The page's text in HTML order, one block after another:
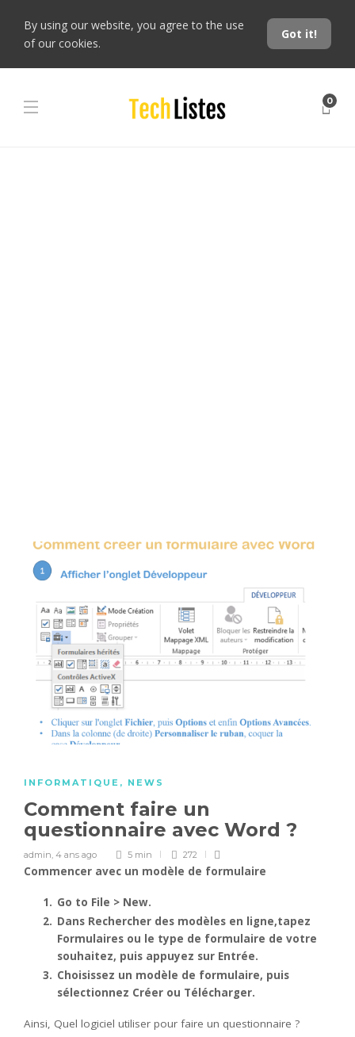
By using our website, you agree to the use
of our cookies.
Got it!
0
INFORMATIQUE , NEWS
Comment faire un
questionnaire avec Word ?
admin 4 ans ago 5 min 272
Commencer avec un modèle de formulaire
Go to File > New.
Dans Rechercher des modèles en ligne,tapez
Formulaires ou le type de formulaire de votre
souhaitez, puis appuyez sur Entrée.
Choisissez un modèle de formulaire, puis
sélectionnez Créer ou Télécharger.
Ainsi, Quel logiciel utiliser pour faire un questionnaire ?